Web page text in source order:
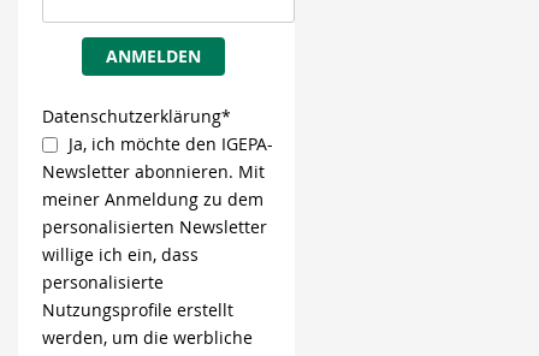
ANMELDEN
Datenschutzerklärung*
Ja, ich möchte den IGEPA-
Newsletter abonnieren. Mit
meiner Anmeldung zu dem
personalisierten Newsletter
willige ich ein, dass
personalisierte
Nutzungsprofile erstellt
werden, um die werbliche